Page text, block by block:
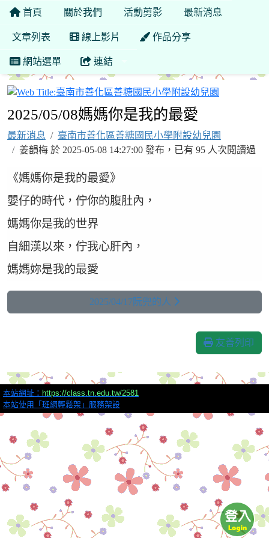
首頁 關於我們 活動剪影 最新消息
文章列表 線上影片 作品分享
網站選單 連結
2025/05/08媽媽你是我的最愛
最新消息
臺南市善化區善糖國民小學附設幼兒園
姜韻梅 於 2025-05-08 14:27:00 發布，已有 95 人次閱讀過
《媽媽你是我的最愛》
嬰仔的時代，佇你的腹肚內，
媽媽你是我的世界
自細漢以來，佇我心肝內，
媽媽妳是我的最愛
2025/04/17阮兜的人
友善列印
本站網址： https://class.tn.edu.tw/2581
本站使用「班網輕鬆架」服務架設